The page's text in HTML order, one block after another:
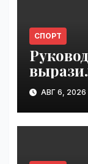
СПОРТ
АВГ 6, 2026